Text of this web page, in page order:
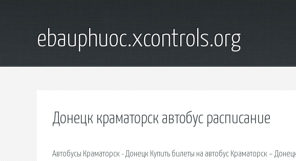
ebauphuoc.xcontrols.org
Донецк краматорск автобус расписание
Автобусы Краматорск - Донецк Купить билеты на автобус Краматорск –